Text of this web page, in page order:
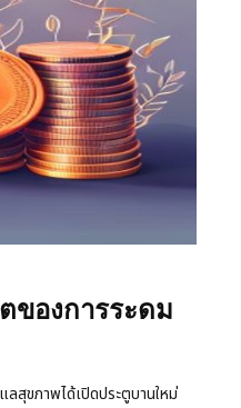
ของการระดม
สุขภาพได้เปิดประตูบานใหม่